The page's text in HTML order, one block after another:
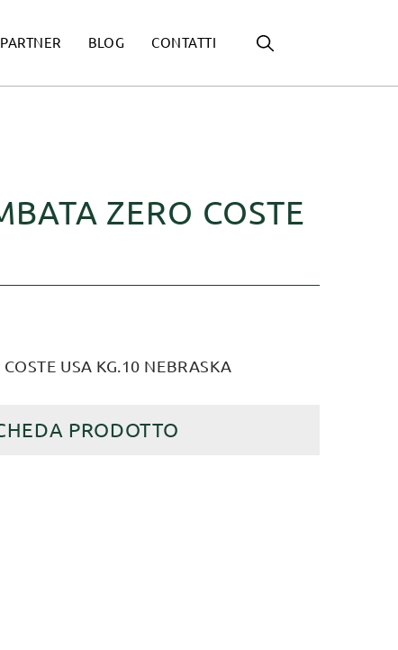
PARTNER BLOG CONTATTI
ZERO COSTE
USA KG.10 NEBRASKA
PRODOTTO